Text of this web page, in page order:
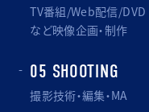
TV番組/Web配信/DVD
など映像企画・制作
05 SHOOTING
撮影技術・編集・MA